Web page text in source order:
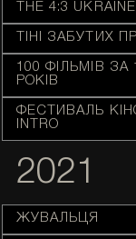
THE 4:3
ТІНІ ЗАБУТИХ
100 ФІЛЬМІВ
РОКІВ
ФЕСТИВАЛЬ
INTRO
2021
ЖУВАЛЬЦЯ